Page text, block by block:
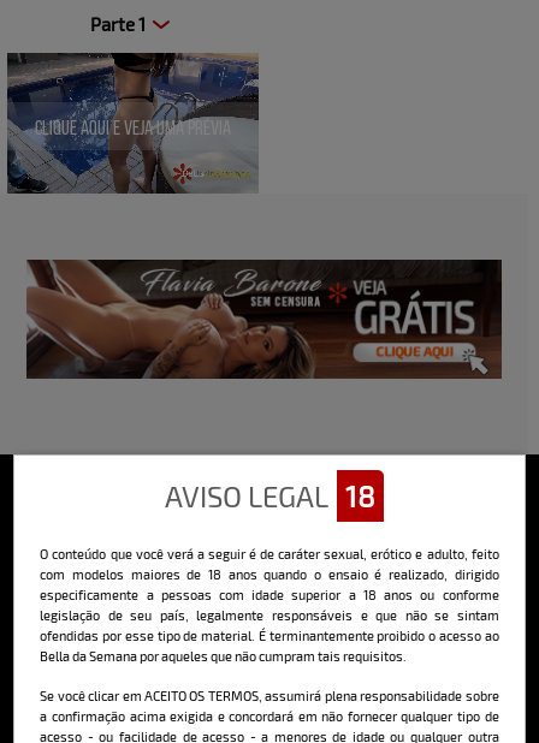
Parte 1
Clique aqui e veja uma prévia
AVISO LEGAL 18
O conteúdo que você verá a seguir é de caráter sexual, erótico e adulto, feito
com modelos maiores de 18 anos quando o ensaio é realizado, dirigido
especificamente a pessoas com idade superior a 18 anos ou conforme
legislação de seu país, legalmente responsáveis e que não se sintam
ofendidas por esse tipo de material. É terminantemente proibido o acesso ao
Bella da Semana por aqueles que não cumpram tais requisitos.
Se você clicar em ACEITO OS TERMOS, assumirá plena responsabilidade sobre
a confirmação acima exigida e concordará em não fornecer qualquer tipo de
acesso - ou facilidade de acesso - a menores de idade ou qualquer outra
Sobre o Bella
O Bella da Semana é a maior e mais longeva revista masculina digital
do Brasil, com ensaios fotográficos e vídeos exclusivos de alta
qualidade, além de conteúdo editorial sobre saúde, esportes, moda,
comportamento, relacionamentos, tecnologia e erotismo.
Saiba mais